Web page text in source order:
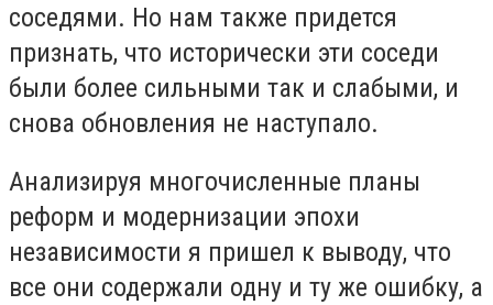
соседями. Но нам также придется
признать, что исторически эти соседи
были более сильными так и слабыми, и
снова обновления не наступало.
Анализируя многочисленные планы
реформ и модернизации эпохи
независимости я пришел к выводу, что
все они содержали одну и ту же ошибку, а